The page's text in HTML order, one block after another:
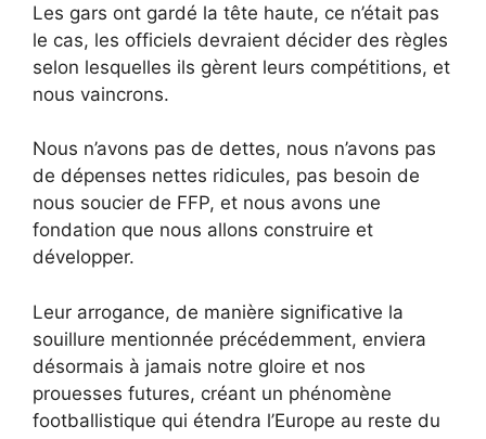
Les gars ont gardé la tête haute, ce n’était pas
le cas, les officiels devraient décider des règles
selon lesquelles ils gèrent leurs compétitions, et
nous vaincrons.
Nous n’avons pas de dettes, nous n’avons pas
de dépenses nettes ridicules, pas besoin de
nous soucier de FFP, et nous avons une
fondation que nous allons construire et
développer.
Leur arrogance, de manière significative la
souillure mentionnée précédemment, enviera
désormais à jamais notre gloire et nos
prouesses futures, créant un phénomène
footballistique qui étendra l’Europe au reste du